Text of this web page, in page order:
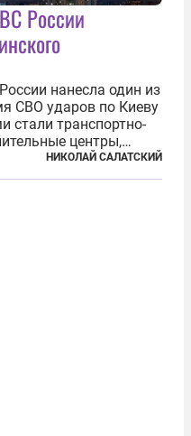
России
нанесла один из
СВО ударов по Киеву
стали транспортно-
центры,
для хранения и
военного
НИКОЛАЙ САЛАТСКИЙ